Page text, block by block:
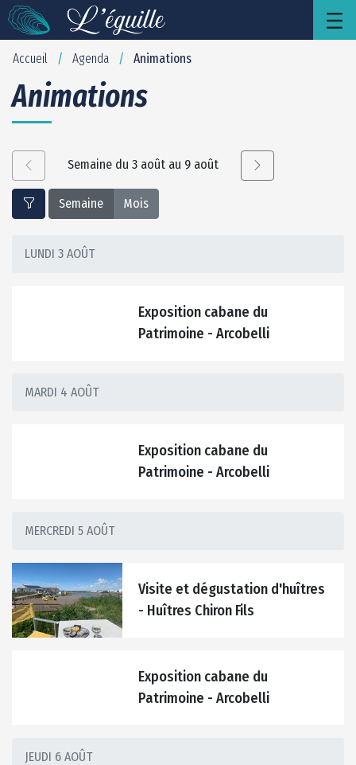
Saut au contenu principal
Animations - leguille
Accueil / Agenda / Animations
Animations
Semaine du 3 août au 9 août
Semaine Mois
LUNDI 3 AOÛT
Exposition cabane du
Patrimoine - Arcobelli
MARDI 4 AOÛT
Exposition cabane du
Patrimoine - Arcobelli
MERCREDI 5 AOÛT
Visite et dégustation d'huîtres
- Huîtres Chiron Fils
Exposition cabane du
Patrimoine - Arcobelli
JEUDI 6 AOÛT